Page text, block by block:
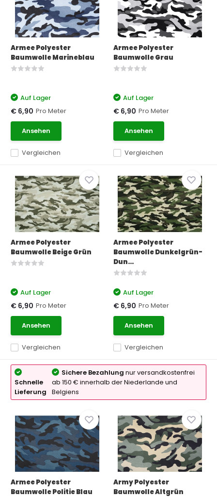
Armee Polyester
Baumwolle Marineblau
Vergleichen
Auf Lager
€ 6,90 Pro Meter
Ansehen
Armee Polyester
Baumwolle Grau
Vergleichen
Auf Lager
€ 6,90 Pro Meter
Ansehen
Armee Polyester
Baumwolle Beige Grün
Vergleichen
Auf Lager
€ 6,90 Pro Meter
Ansehen
Armee Polyester
Baumwolle Dunkelgrün-
Dun...
Vergleichen
Auf Lager
€ 6,90 Pro Meter
Ansehen
Schnelle
Lieferung
Sichere Bezahlung nur versandkostenfrei
ab 150 € innerhalb der Niederlande und
Belgiens
Armee Polyester
Baumwolle Politie Blau
Army Polyester
Baumwolle Altgrün